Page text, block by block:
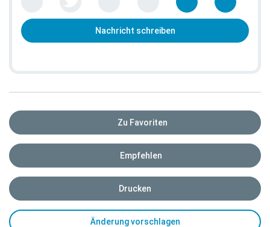
Nachricht schreiben
Zu Favoriten
Empfehlen
Drucken
Änderung vorschlagen